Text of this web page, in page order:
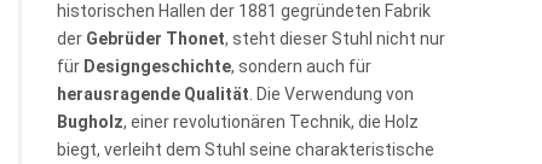
historischen Hallen der 1881 gegründeten Fabrik
der Gebrüder Thonet, steht dieser Stuhl nicht nur
für Designgeschichte, sondern auch für
herausragende Qualität. Die Verwendung von
Bugholz, einer revolutionären Technik, die Holz
biegt, verleiht dem Stuhl seine charakteristische